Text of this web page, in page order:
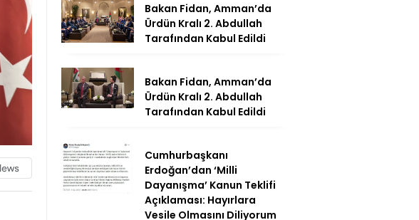
Bakan Fidan, Amman’da
Ürdün Kralı 2. Abdullah
Tarafından Kabul Edildi
Bakan Fidan, Amman’da
Ürdün Kralı 2. Abdullah
Tarafından Kabul Edildi
Cumhurbaşkanı
Erdoğan’dan ‘Milli
Dayanışma’ Kanun Teklifi
Açıklaması: Hayırlara
Vesile Olmasını Diliyorum